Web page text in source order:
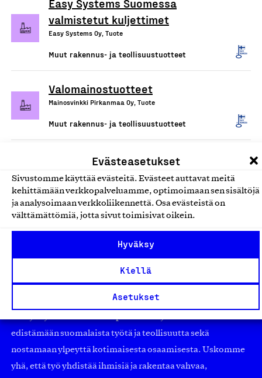
Evästeasetukset
Sivustomme käyttää evästeitä. Evästeet auttavat meitä
kehittämään verkkopalveluamme, optimoimaan sen sisältöjä
ja analysoimaan verkkoliikennettä. Osa evästeistä on
välttämättömiä, jotta sivut toimisivat oikein.
Hyväksy
Kiellä
Asetukset
Easy Systems Suomessa
valmistetut kuljettimet
Easy Systems Oy, Tuote
Muut rakennus- ja teollisuustuotteet
Valomainostuotteet
Mainosvinkki Pirkanmaa Oy, Tuote
Muut rakennus- ja teollisuustuotteet
Olemme jäsentemme omistama puolueeton,
työmarkkinajärjestöistä riippumaton yhdistys.
Jäseninämme on koko suomalaisen yhteiskunnan kirjo
pienistä pajoista ja yhteisöistä kansainvälisiin
edistämään suomalaista työtä ja teollisuutta sekä
nostamaan ylpeyttä kotimaisesta osaamisesta. Uskomme
yhä, että työ yhdistää ihmisiä ja rakentaa vahvaa,